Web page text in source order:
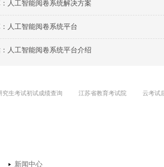
人工智能阅卷系统解决方案
人工智能阅卷系统平台
人工智能阅卷系统平台介绍
究生考试初试成绩查询 江苏省教育考试院 云考试
新闻中心